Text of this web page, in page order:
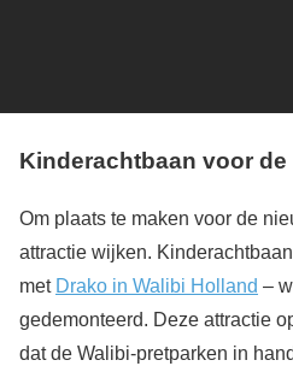
Kinderachtbaan voor de
Om plaats te maken voor de
attractie wijken.
met Drako in Walibi Holland –
gedemonteerd. Deze attractie
dat de Walibi-pretparken in